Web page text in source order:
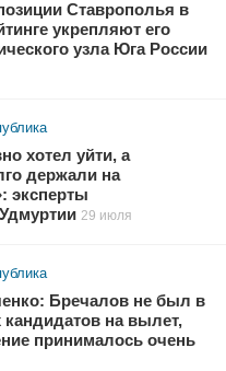
Ставрополья в
укрепляют его
узла Юга России
хотел уйти, а
держали на
эксперты
29 июля
Бречалов не был в
на вылет,
принималось очень